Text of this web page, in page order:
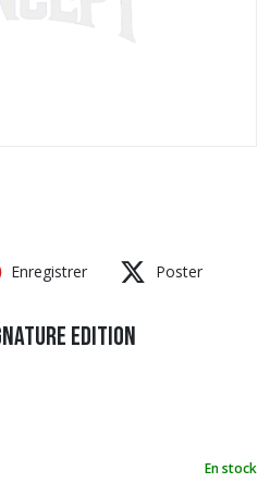
Enregistrer Poster
Edition
En stock